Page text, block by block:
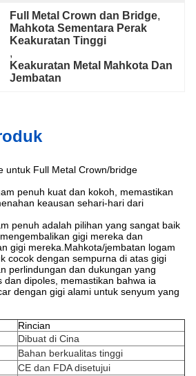
Full Metal Crown dan Bridge,
Mahkota Sementara Perak
Keakuratan Tinggi
,
Keakuratan Metal Mahkota Dan
Jembatan
untuk Full Metal Crown/bridge
penuh kuat dan kokoh, memastikan
keausan sehari-hari dari
penuh adalah pilihan yang sangat baik
gigi mereka dan
gigi mereka.Mahkota/jembatan logam
cocok dengan sempurna di atas gigi
perlindungan dan dukungan yang
dan dipoles, memastikan bahwa ia
dengan gigi alami untuk senyum yang
Rincian
Dibuat di Cina
Bahan berkualitas tinggi
CE dan FDA disetujui